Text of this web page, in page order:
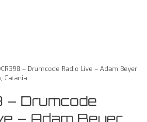
– Drumcode Radio Live – Adam Beyer
Catania
– Drumcode
– Adam Beyer